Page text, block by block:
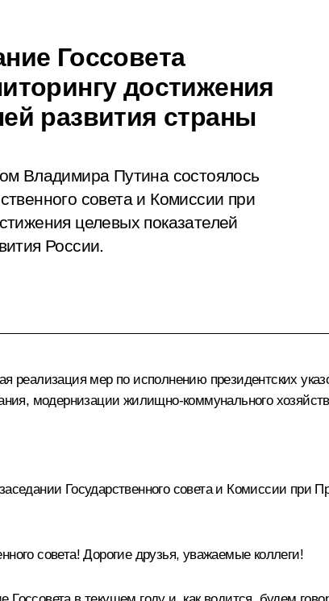
Госсовета
достижения
развития страны
Владимира Путина состоялось
совета и Комиссии при
целевых показателей
России.
реализация мер по исполнению президентских
модернизации жилищно-коммунального
Государственного совета и Комиссии при
совета! Дорогие друзья, уважаемые коллеги!